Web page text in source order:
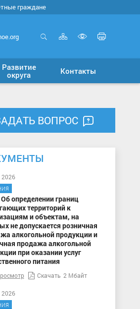
граждане
Карта
сайта
версию
для
Развитие
округа
Контакты
ВОПРОС
определении границ
территорий к
и объектам, на
не допускается розничная
алкогольной продукции и
продажа алкогольной
при оказании услуг
питания
Скачать 2 Мбайт